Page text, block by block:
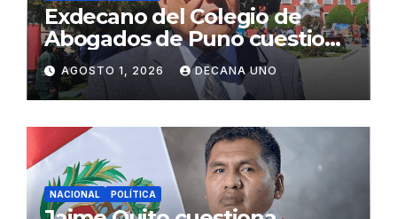
Exdecano del Colegio de
Abogados de Puno cuestiona
propuestas sobre seguridad
ciudadana
AGOSTO 1, 2026 DECANA UNO
NACIONAL POLÍTICA